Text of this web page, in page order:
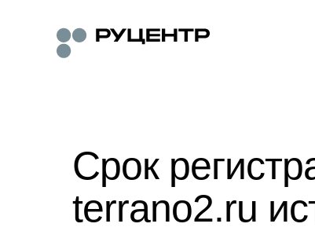
Срок
terrano2.ru